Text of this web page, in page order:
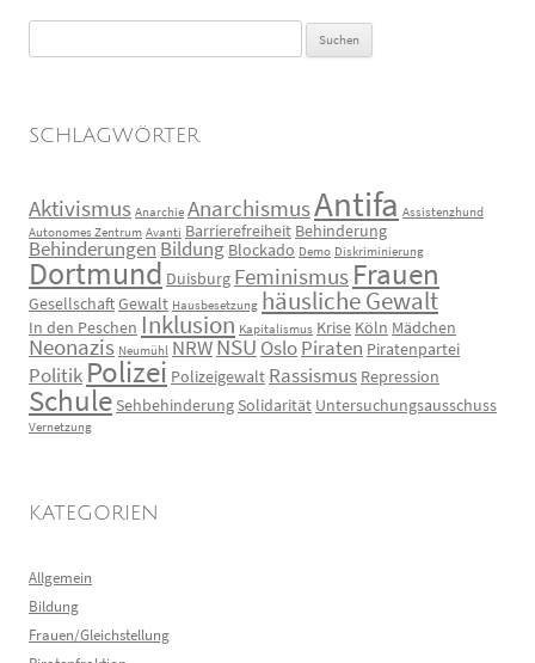
nach:
SCHLAGWÖRTER
Aktivismus Anarchie AnarchismusAntifa Assistenzhund
Autonomes Zentrum Avanti Barrierefreiheit Behinderung
Behinderungen Bildung Blockado Demo Diskriminierung
Dortmund Duisburg Feminismus Frauen
GesellschaftGewalt Hausbesetzung häusliche Gewalt
In den Peschen Inklusion Kapitalismus Krise Köln Mädchen
Neonazis Neumühl NRWNSU OsloPiraten Piratenpartei
Politik Polizei Polizeigewalt Rassismus Repression
Schule Sehbehinderung Solidarität Untersuchungsausschuss
Vernetzung
KATEGORIEN
Allgemein
Bildung
Frauen/Gleichstellung